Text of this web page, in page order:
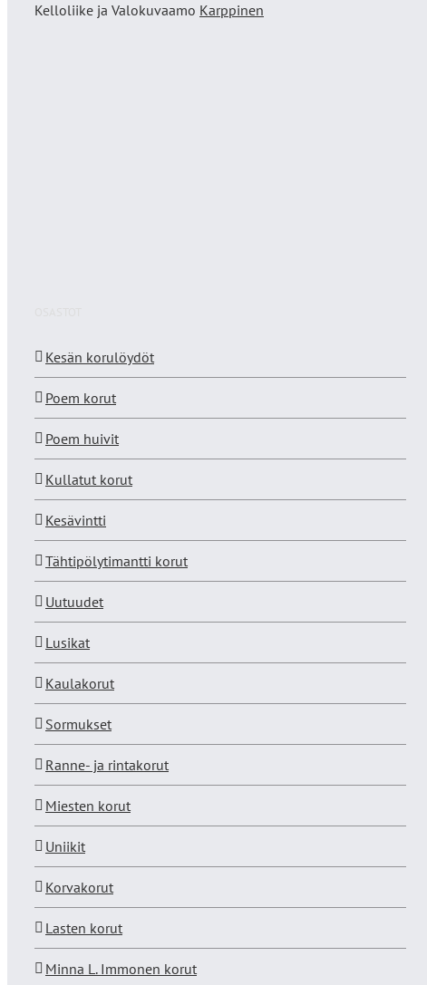
Kelloliike ja Valokuvaamo Karppinen
Kesän korulöydöt
Poem korut
Poem huivit
Kullatut korut
Kesävintti
Tähtipölytimantti korut
Uutuudet
Lusikat
Kaulakorut
Sormukset
Ranne- ja rintakorut
Miesten korut
Uniikit
Korvakorut
Lasten korut
Minna L. Immonen korut